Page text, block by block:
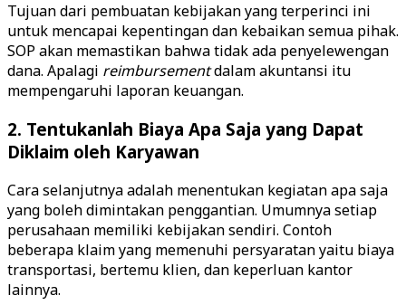
Tujuan dari pembuatan kebijakan yang terperinci ini
untuk mencapai kepentingan dan kebaikan semua pihak.
SOP akan memastikan bahwa tidak ada penyelewengan
dana. Apalagi reimbursementdalam akuntansi itu
mempengaruhi laporan keuangan.
2. Tentukanlah Biaya Apa Saja yang Dapat
Diklaim oleh Karyawan
Cara selanjutnya adalah menentukan kegiatan apa saja
yang boleh dimintakan penggantian. Umumnya setiap
perusahaan memiliki kebijakan sendiri. Contoh
beberapa klaim yang memenuhi persyaratan yaitu biaya
transportasi, bertemu klien, dan keperluan kantor
lainnya.